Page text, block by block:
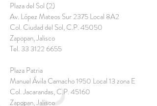
Plaza del Sol (2)
Av. López Mateos Sur 2375 Local 8A2
Col. Ciudad del Sol, C.P. 45050
Zapopan, Jalisco
Tel. 33 3122 6655
Plaza Patria
Manuel Ávila Camacho 1950 Local 13 zona E
Col. Jacarandas, C.P. 45160
Zapopan, Jalisco